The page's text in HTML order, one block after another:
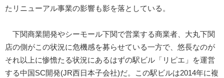
たリニューアル事業の影響も影を落としている。
下関商業開発やシーモール下関で営業する商業者、大丸下関
店の側がこの状況に危機感を募らせている一方で、悠長なのが
それ以上に惨憺たる状況にあるはずの駅ビル「リピエ」を運営
する中国SC開発(JR西日本子会社)だ。この駅ビルは2014年に複